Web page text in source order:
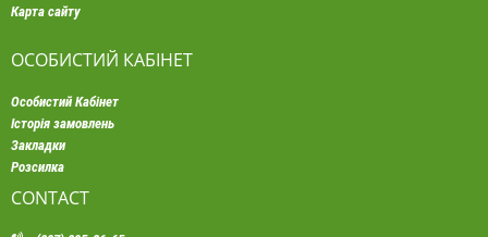
Карта сайту
ОСОБИСТИЙ КАБІНЕТ
Особистий Кабінет
Історія замовлень
Закладки
Розсилка
CONTACT